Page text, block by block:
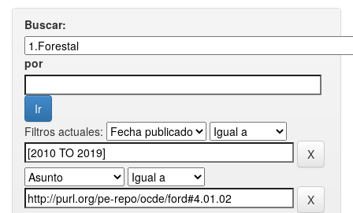
Buscar:
por
Filtros actuales: